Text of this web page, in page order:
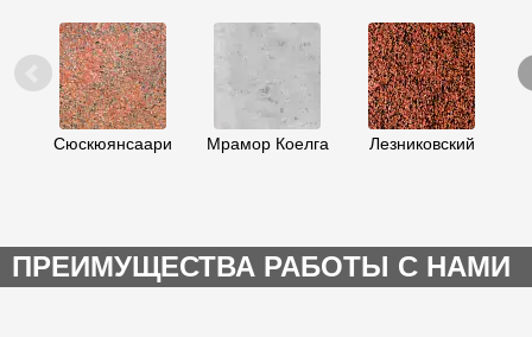
Сюскюянсаари Мрамор Коелга Лезниковский
ПРЕИМУЩЕСТВА РАБОТЫ С НАМИ